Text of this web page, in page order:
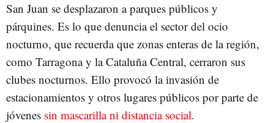
San Juan se desplazaron a parques públicos y
párquines. Es lo que denuncia el sector del ocio
nocturno, que recuerda que zonas enteras de la región,
como Tarragona y la Cataluña Central, cerraron sus
clubes nocturnos. Ello provocó la invasión de
estacionamientos y otros lugares públicos por parte de
jóvenes sin mascarilla ni distancia social.